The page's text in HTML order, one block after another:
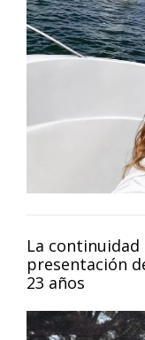
La
presentación
23 años